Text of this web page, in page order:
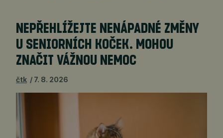
NEPŘEHLÍŽEJTE NENÁPADNÉ ZMĚNY
U SENIORNÍCH KOČEK. MOHOU
ZNAČIT VÁŽNOU NEMOC
čtk 7. 8. 2026